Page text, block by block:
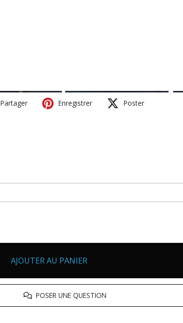
Partager Enregistrer Poster
AJOUTER AU PANIER
POSER UNE QUESTION